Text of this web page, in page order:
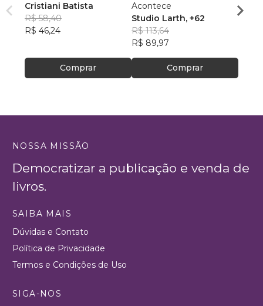
Cristiani Batista
R$ 58,40
R$ 46,24
Comprar
Acontece
Studio Larth, +62
R$ 113,64
R$ 89,97
Comprar
R$
NOSSA MISSÃO
Democratizar a publicação e venda de
livros.
SAIBA MAIS
Dúvidas e Contato
Política de Privacidade
Termos e Condições de Uso
SIGA-NOS